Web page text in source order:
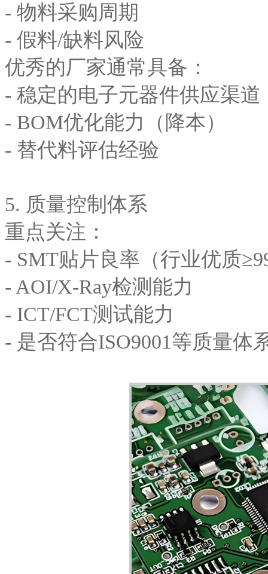
- 物料采购周期
- 假料/缺料风险
优秀的厂家通常具备：
- 稳定的电子元器件供应渠道
- BOM优化能力（降本）
- 替代料评估经验
5. 质量控制体系
重点关注：
- SMT贴片良率（行业优质
- AOI/X-Ray检测能力
- ICT/FCT测试能力
- 是否符合ISO9001等质量体